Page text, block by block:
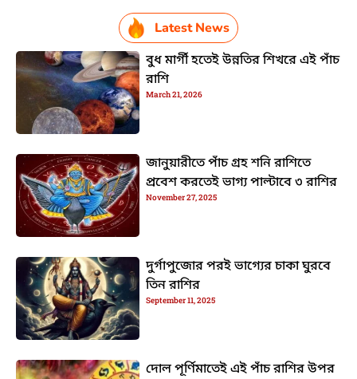
Latest News
বুধ মার্গী হতেই উন্নতির শিখরে এই পাঁচ
রাশি
March 21, 2026
জানুয়ারীতে পাঁচ গ্রহ শনি রাশিতে
প্রবেশ করতেই ভাগ্য পাল্টাবে ৩ রাশির
November 27, 2025
দুর্গাপুজোর পরই ভাগ্যের চাকা ঘুরবে
তিন রাশির
September 11, 2025
দোল পূর্ণিমাতেই এই পাঁচ রাশির উপর